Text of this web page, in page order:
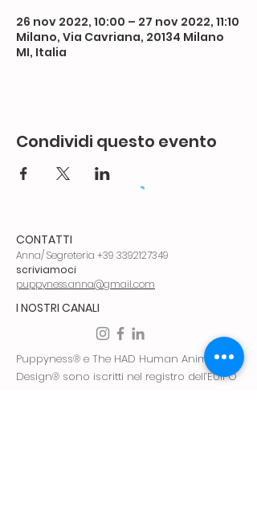
26 nov 2022, 10:00 – 27 nov 2022, 11:10
Milano, Via Cavriana, 20134 Milano
MI, Italia
Condividi questo evento
CONTATTI
Anna/ Segreteria +39 3392127349
scriviamoci
puppyness.anna@gmail.com
I NOSTRI CANALI
Puppyness® e The HAD Human Animal
Design® sono iscritti nel registro dell’EUIPO